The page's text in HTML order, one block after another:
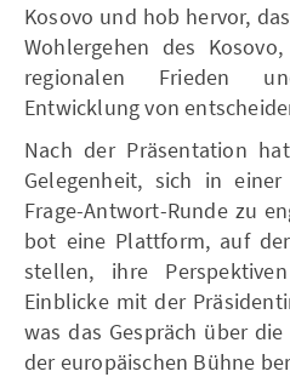
Kosovo und hob hervor,
Wohlergehen des
regionalen Frieden
Entwicklung von
Nach der Präsentation
Gelegenheit, sich in
Frage-Antwort-Runde zu
bot eine Plattform, auf
stellen, ihre
Einblicke mit der
was das Gespräch über
der europäischen Bühne